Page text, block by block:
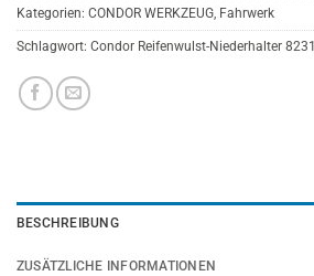
Kategorien: CONDOR WERKZEUG, Fahrwerk
Schlagwort: Condor Reifenwulst-Niederhalter 8231
BESCHREIBUNG
ZUSÄTZLICHE INFORMATIONEN